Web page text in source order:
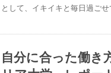
として、イキイキと毎日過ご
自分に合った働き